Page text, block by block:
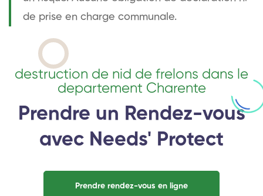
de prise en charge communale.
destruction de nid de frelons dans le
departement Charente
Prendre un Rendez-vous
avec Needs' Protect
Prendre rendez-vous en ligne